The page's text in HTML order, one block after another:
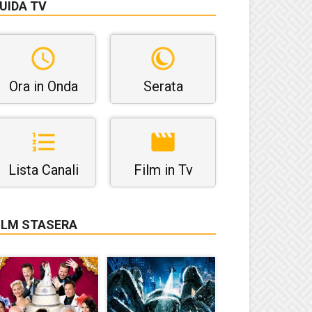
TV
Ora in Onda Serata
Lista Canali Film in Tv
STASERA